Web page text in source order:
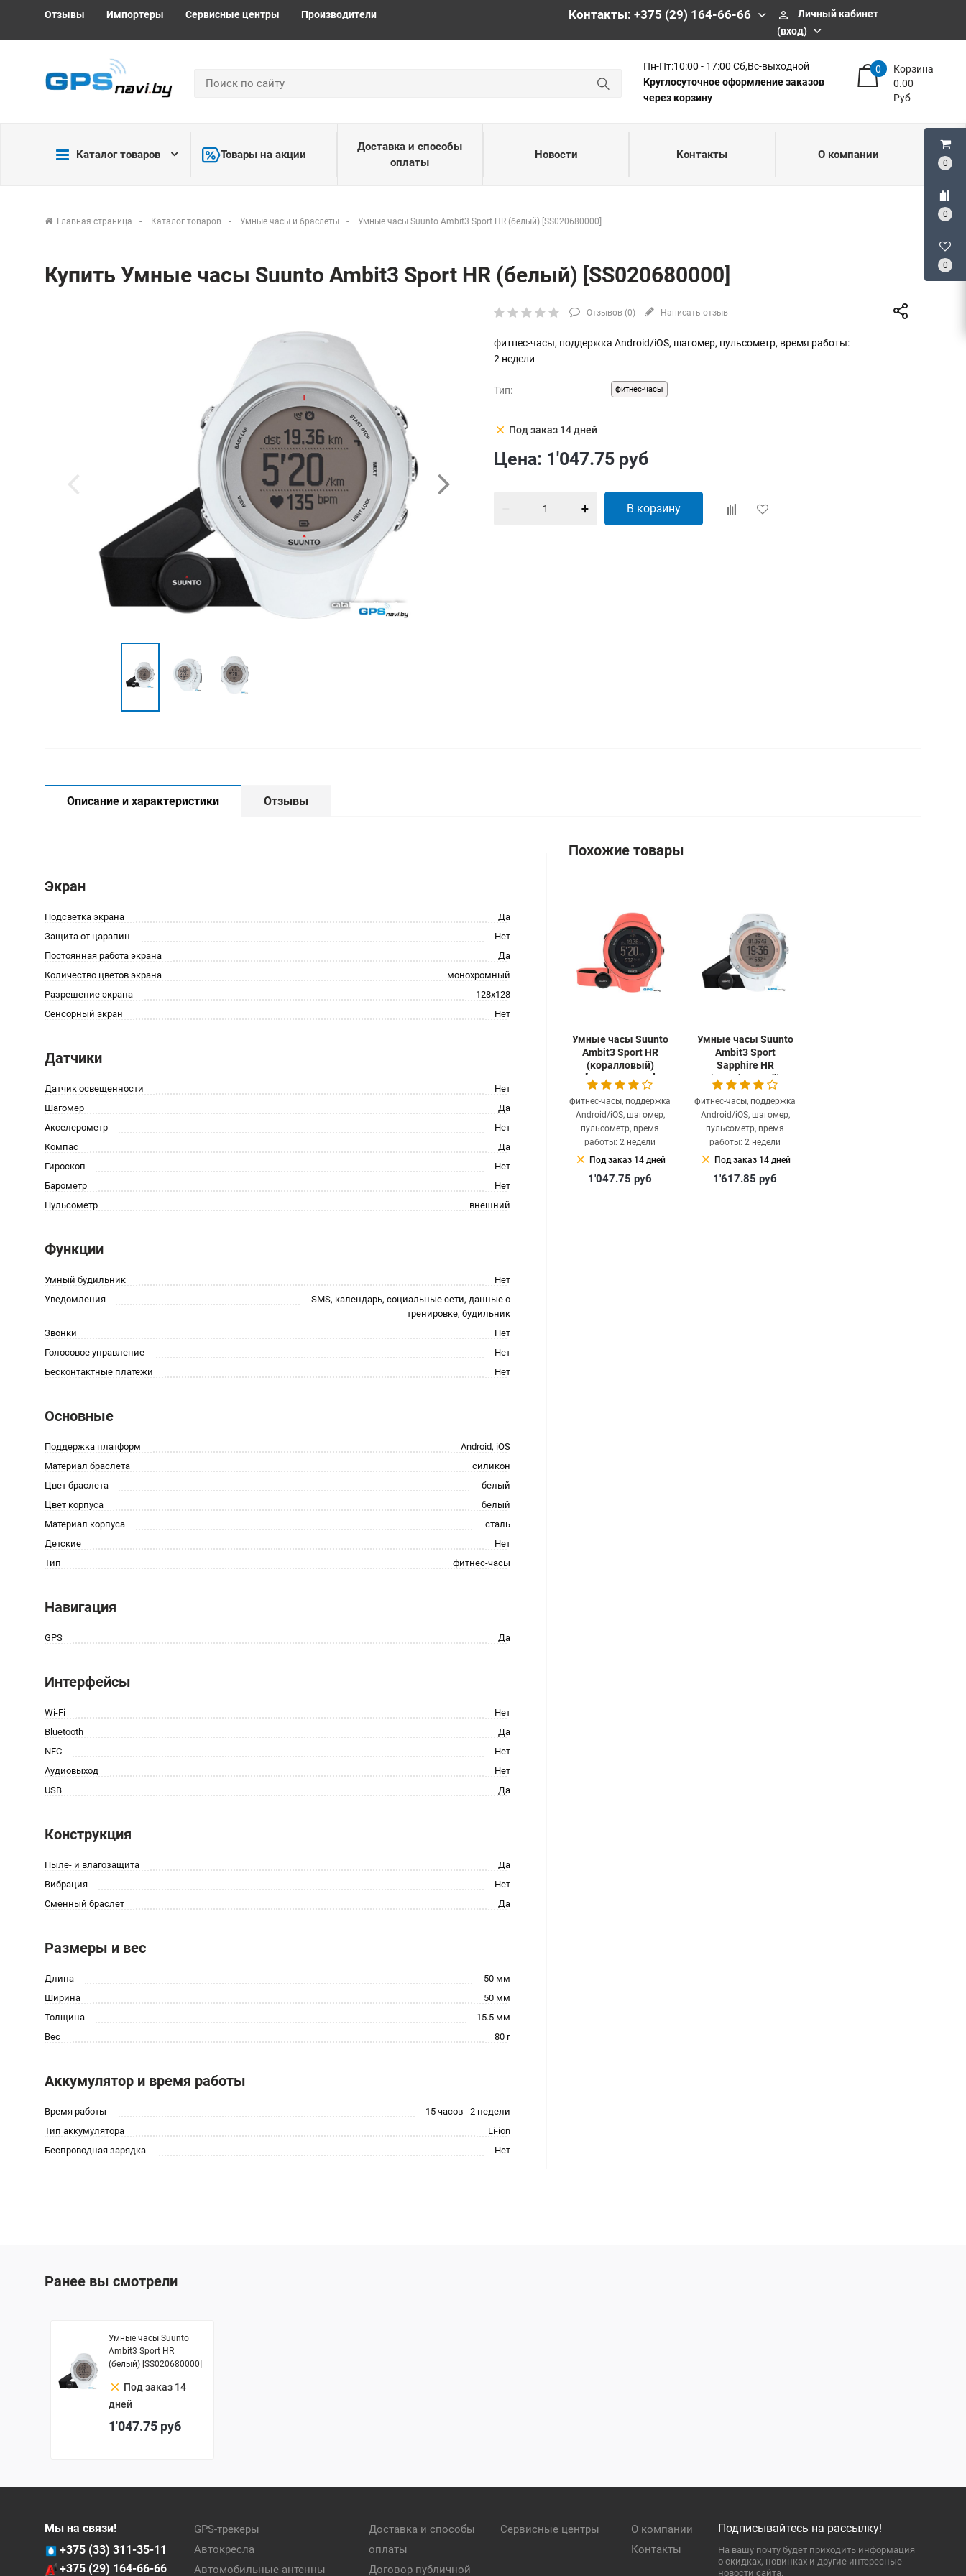
0
0
0
Отзывы Импортеры Сервисные центры Производители Контакты: +375 (29) 164-66-66 perm_identity
Личный кабинет
(вход)
Пн-Пт:10:00 - 17:00 Сб,Вс-выходной
Круглосуточное оформление заказов
через корзину
Корзина
0
0.00
Руб
Каталог товаров Товары на акции
Доставка и способы
оплаты
Новости Контакты О компании
Главная страница Каталог товаров Умные часы и браслеты Умные часы Suunto Ambit3 Sport HR (белый) [SS020680000]
Купить Умные часы Suunto Ambit3 Sport HR (белый) [SS020680000]
Отзывов (0) Написать отзыв
фитнес-часы, поддержка Android/iOS, шагомер, пульсометр, время работы:
2 недели
Тип: фитнес-часы
clear Под заказ 14 дней
Цена: 1'047.75 руб
В корзину
Описание и характеристики Отзывы
Экран
Подсветка экрана
Да
Защита от царапин
Нет
Постоянная работа экрана
Да
Количество цветов экрана
монохромный
Разрешение экрана
128x128
Сенсорный экран
Нет
Датчики
Датчик освещенности
Нет
Шагомер
Да
Акселерометр
Нет
Компас
Да
Гироскоп
Нет
Барометр
Нет
Пульсометр
внешний
Функции
Умный будильник
Нет
Уведомления
SMS, календарь, социальные сети, данные о
тренировке, будильник
Звонки
Нет
Голосовое управление
Нет
Бесконтактные платежи
Нет
Основные
Поддержка платформ
Android, iOS
Материал браслета
силикон
Цвет браслета
белый
Цвет корпуса
белый
Материал корпуса
сталь
Детские
Нет
Тип
фитнес-часы
Навигация
GPS Да
Интерфейсы
Wi-Fi
Нет
Bluetooth
Да
NFC
Нет
Аудиовыход
Нет
USB
Да
Конструкция
Пыле- и влагозащита
Да
Вибрация
Нет
Сменный браслет
Да
Размеры и вес
Длина
50 мм
Ширина
50 мм
Толщина
15.5 мм
Вес
80 г
Аккумулятор и время работы
Время работы
15 часов - 2 недели
Тип аккумулятора
Li-ion
Беспроводная зарядка
Нет
Похожие товары
Умные часы Suunto
Ambit3 Sport HR
(коралловый)
[SS021469000]
фитнес-часы, поддержка
Android/iOS, шагомер,
пульсометр, время
работы: 2 недели
clear Под заказ 14 дней
1'047.75руб
Умные часы Suunto
Ambit3 Sport
Sapphire HR
(серебристый)
[SS020672000]
фитнес-часы, поддержка
Android/iOS, шагомер,
пульсометр, время
работы: 2 недели
clear Под заказ 14 дней
1'617.85руб
Ранее вы смотрели
Умные часы Suunto
Ambit3 Sport HR
(белый) [SS020680000]
clear Под заказ 14
дней
1'047.75 руб
Мы на связи!
+375 (33) 311-35-11
+375 (29) 164-66-66
GPS-трекеры
Автокресла
Автомобильные антенны
Доставка и способы
оплаты
Договор публичной
Сервисные центры
О компании
Контакты
Подписывайтесь на рассылку!
На вашу почту будет приходить информация
о скидках, новинках и другие интересные
новости сайта.